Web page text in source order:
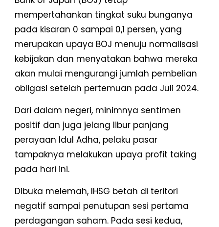
mempertahankan tingkat suku bunganya
pada kisaran 0 sampai 0,1 persen, yang
merupakan upaya BOJ menuju normalisasi
kebijakan dan menyatakan bahwa mereka
akan mulai mengurangi jumlah pembelian
obligasi setelah pertemuan pada Juli 2024.
Dari dalam negeri, minimnya sentimen
positif dan juga jelang libur panjang
perayaan Idul Adha, pelaku pasar
tampaknya melakukan upaya profit taking
pada hari ini.
Dibuka melemah, IHSG betah di teritori
negatif sampai penutupan sesi pertama
perdagangan saham. Pada sesi kedua,